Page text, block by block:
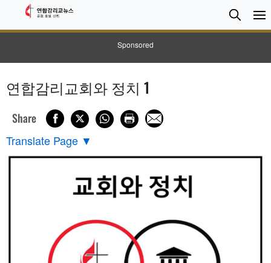
Sponsored
검
색
Search
연합감리교회와 정치 1
Share
Translate Page ▼